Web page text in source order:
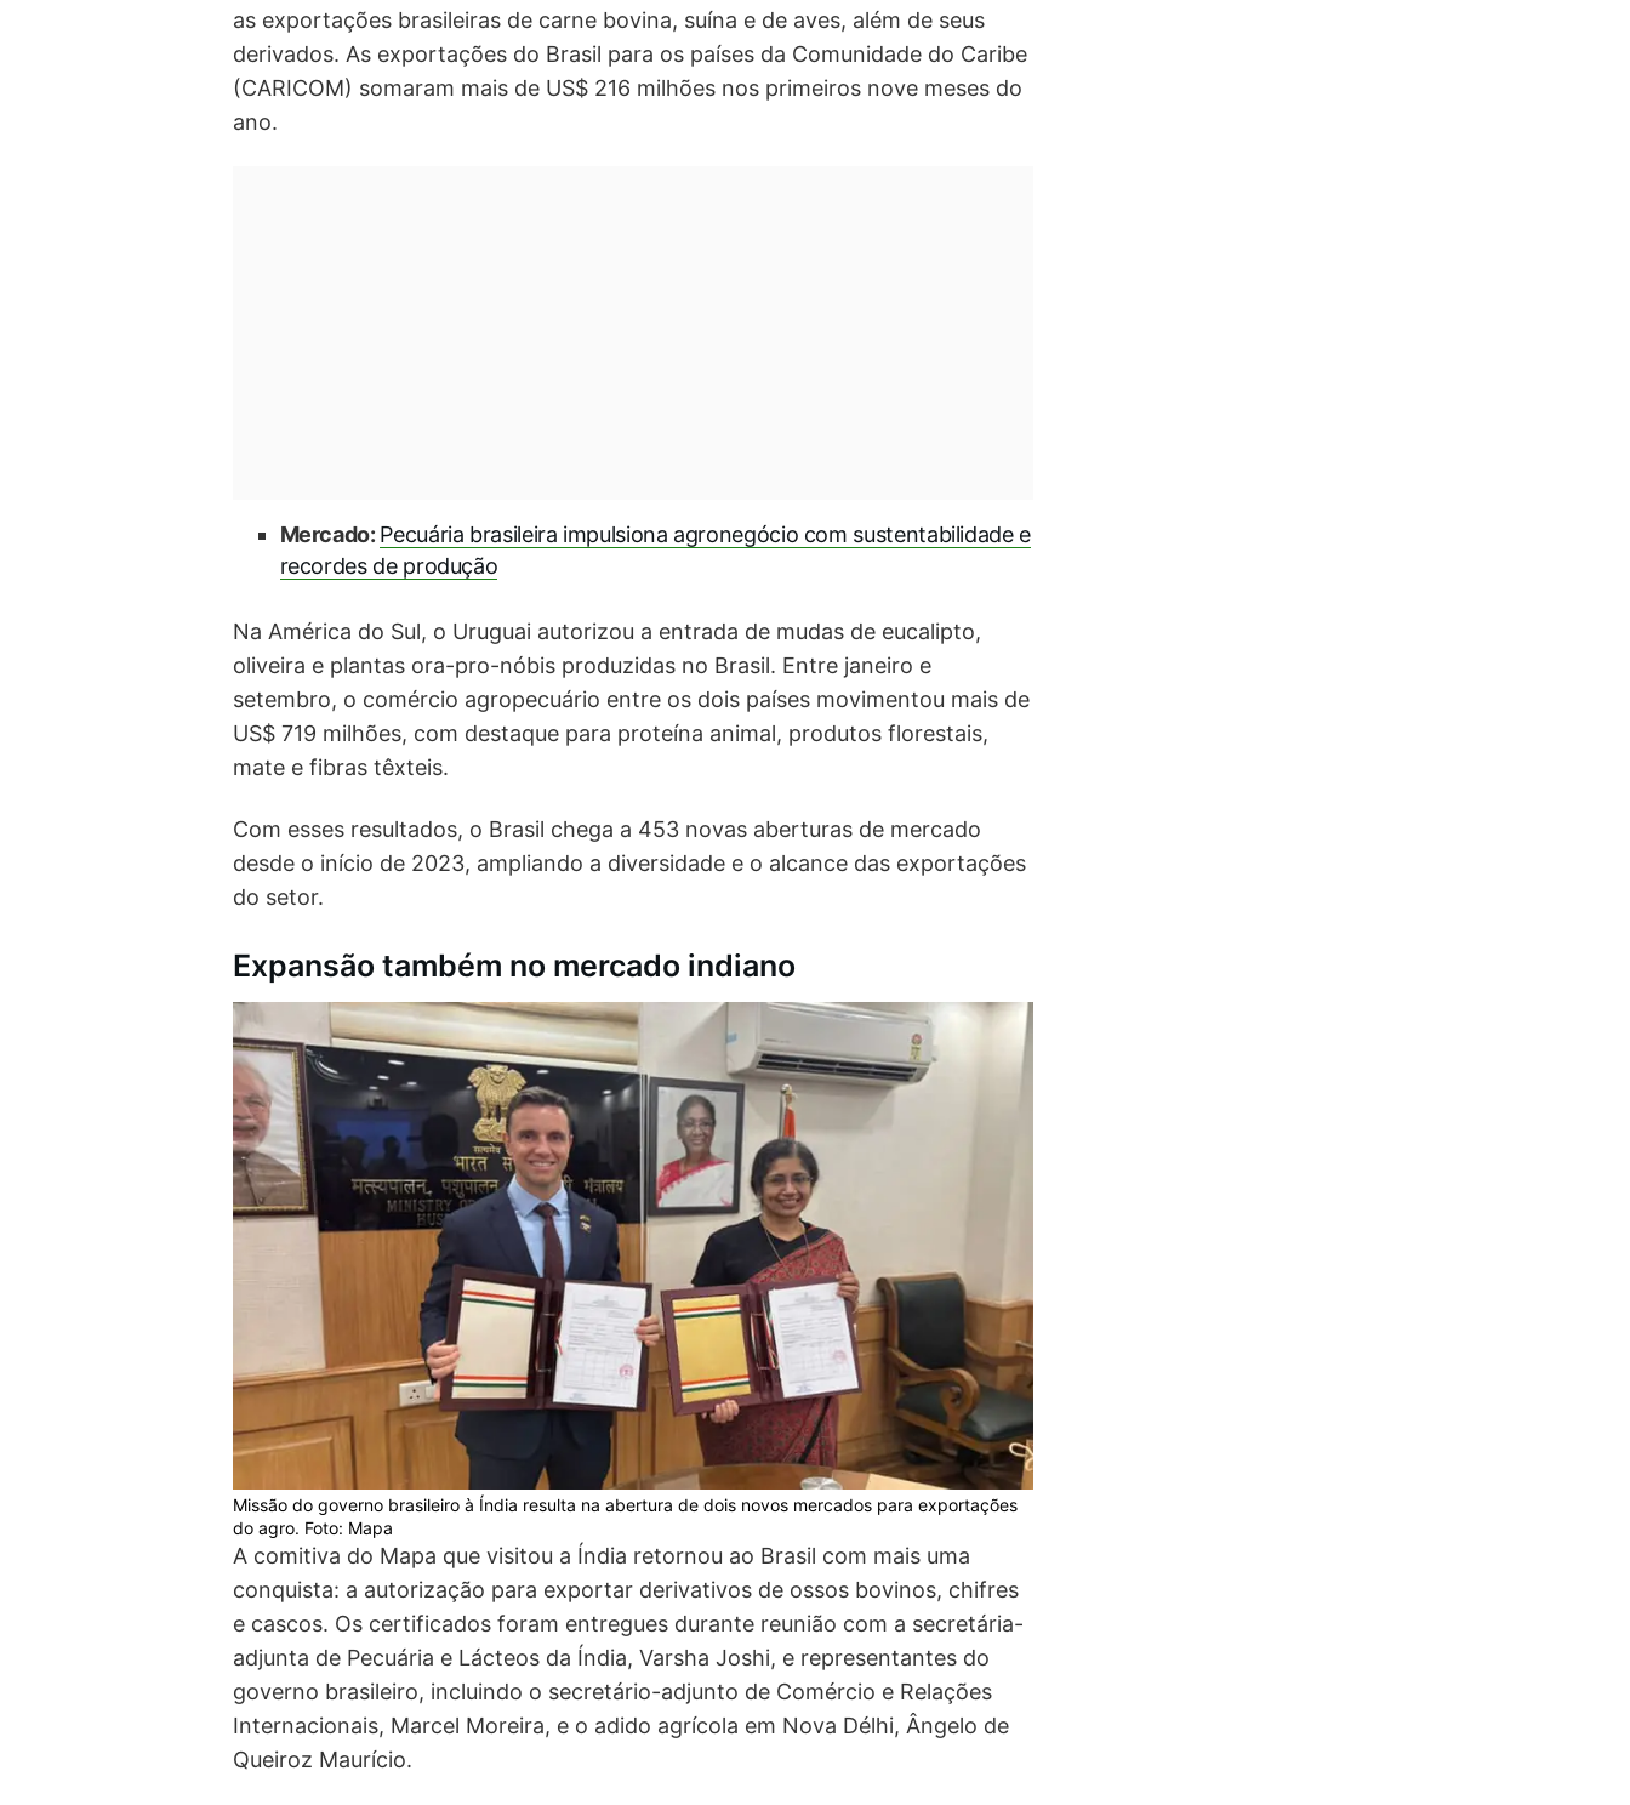
as exportações brasileiras de carne bovina, suína e de aves, além de seus
derivados. As exportações do Brasil para os países da Comunidade do Caribe
(CARICOM) somaram mais de US$ 216 milhões nos primeiros nove meses do
ano.
Mercado: Pecuária brasileira impulsiona agronegócio com sustentabilidade e
recordes de produção
Na América do Sul, o Uruguai autorizou a entrada de mudas de eucalipto,
oliveira e plantas ora-pro-nóbis produzidas no Brasil. Entre janeiro e
setembro, o comércio agropecuário entre os dois países movimentou mais de
US$ 719 milhões, com destaque para proteína animal, produtos florestais,
mate e fibras têxteis.
Com esses resultados, o Brasil chega a 453 novas aberturas de mercado
desde o início de 2023, ampliando a diversidade e o alcance das exportações
do setor.
Expansão também no mercado indiano
Missão do governo brasileiro à Índia resulta na abertura de dois novos mercados para exportações
do agro. Foto: Mapa
A comitiva do Mapa que visitou a Índia retornou ao Brasil com mais uma
conquista: a autorização para exportar derivativos de ossos bovinos, chifres
e cascos. Os certificados foram entregues durante reunião com a secretária-
adjunta de Pecuária e Lácteos da Índia, Varsha Joshi, e representantes do
governo brasileiro, incluindo o secretário-adjunto de Comércio e Relações
Internacionais, Marcel Moreira, e o adido agrícola em Nova Délhi, Ângelo de
Queiroz Maurício.